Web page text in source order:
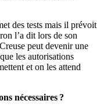
des tests mais il prévoit
l’a dit lors de son
peut devenir une
les autorisations
et on les attend
nécessaires ?